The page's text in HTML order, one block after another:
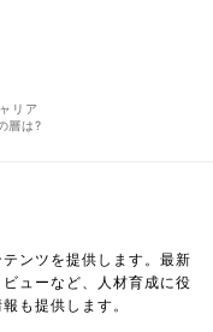
リア
層は?
ンツを提供します。最新
ューなど、人材育成に役
も提供します。